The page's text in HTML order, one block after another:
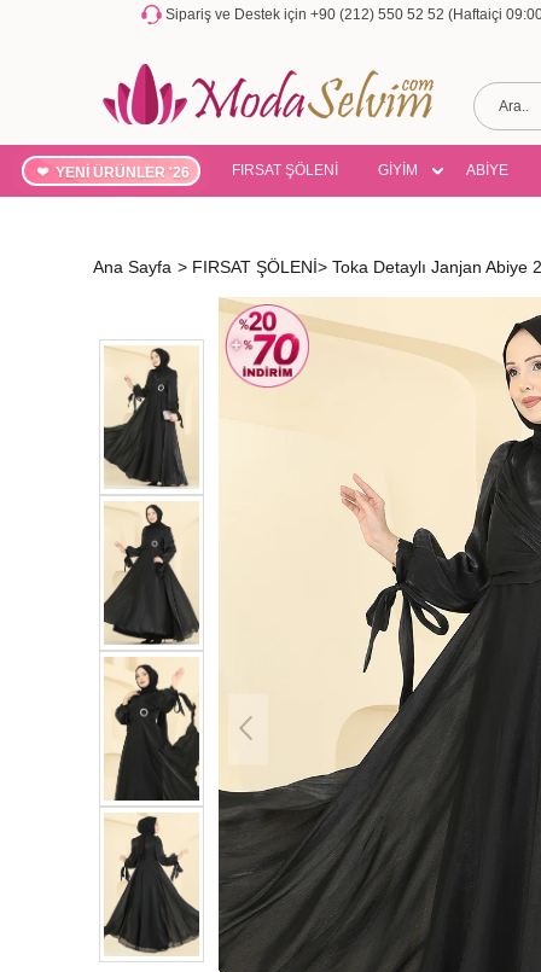
Sipariş ve Destek için +90 (212) 550 52 52 (Haftaiçi
YENİ ÜRÜNLER '26 FIRSAT ŞÖLENİ GİYİM ABİYE
Ana Sayfa > FIRSAT ŞÖLENİ> Toka Detaylı Janjan Abiye